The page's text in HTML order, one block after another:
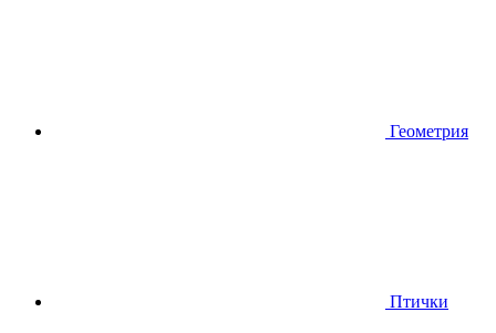
Геометрия
Птички